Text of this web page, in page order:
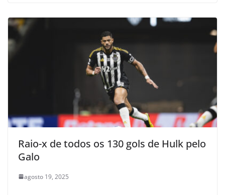
Raio-x de todos os 130 gols de Hulk pelo
Galo
agosto 19, 2025